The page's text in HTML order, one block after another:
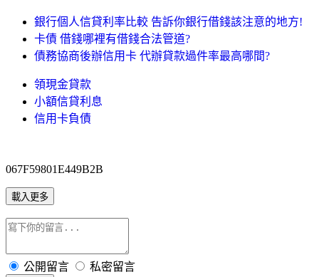
銀行個人信貸利率比較 告訴你銀行借錢該注意的地方!
卡債 借錢哪裡有借錢合法管道?
債務協商後辦信用卡 代辦貸款過件率最高哪間?
領現金貸款
小額信貸利息
信用卡負債
067F59801E449B2B
載入更多
公開留言 私密留言